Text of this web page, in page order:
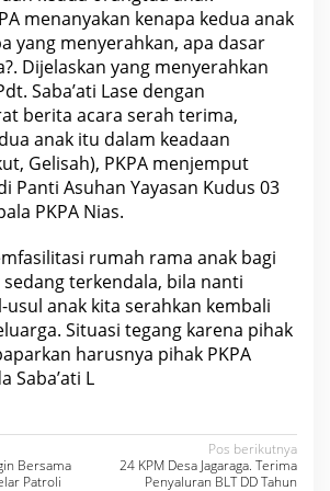
menanyakan kenapa kedua anak
yang menyerahkan, apa dasar
Dijelaskan yang menyerahkan
Saba’ati Lase dengan
berita acara serah terima,
anak itu dalam keadaan
Gelisah), PKPA menjemput
Panti Asuhan Yayasan Kudus 03
PKPA Nias.
rumah rama anak bagi
sedang terkendala, bila nanti
usul anak kita serahkan kembali
Situasi tegang karena pihak
harusnya pihak PKPA
Saba’ati L
Bersama
Patroli
Pos berikutnya
24 KPM Desa Jagaraga. Terima
Penyaluran BLT DD Tahun